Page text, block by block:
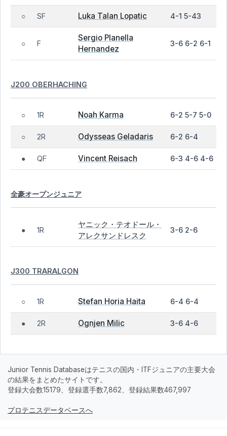
○ SF Luka Talan Lopatic 4-1 5-43
○ F
Sergio Planella
Hernandez
3-6 6-2 6-1
J200 OBERHACHING
○ 1R Noah Karma 6-2 5-7 5-0
○ 2R Odysseas Geladaris 6-2 6-4
● QF Vincent Reisach 6-3 4-6 4-6
全豪オープンジュニア
● 1R
ヤニック・テオドール・
アレクサンドレスク
3-6 2-6
J300 TRARALGON
○ 1R Stefan Horia Haita 6-4 6-4
● 2R Ognjen Milic 3-6 4-6
Junior Tennis Databaseはテニスの国内・ITFジュニアの主要大会
の結果をまとめたサイトです。
登録大会数15179、登録選手数7,862、登録結果数467,997
プロテニスデータベースへ